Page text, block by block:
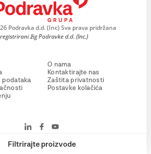
Filtrirajte proizvode
Podravka d.d. (Inc) Sva prava pridržana
žig Podravke d.d. (Inc.)
O nama
Kontaktirajte nas
Zaštita privatnosti
Postavke kolačića